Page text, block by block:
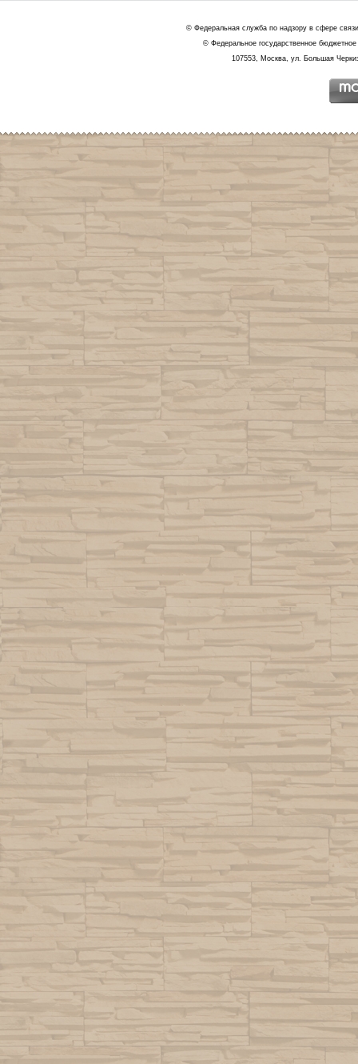
© Федеральная служба по надзору в сфере
© Федеральное государственное
107553, Москва, ул. Большая